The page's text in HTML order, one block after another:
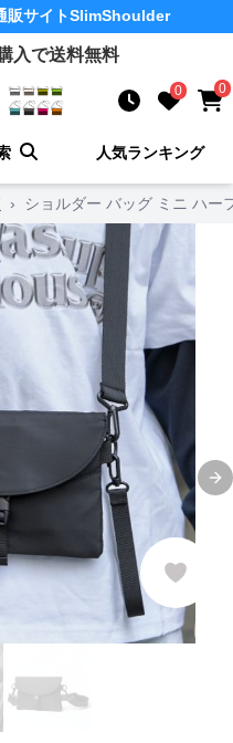
販サイトSlimShoulder
入で送料無料
0 0
人気ランキング
› ショルダー バッグ ミニ ハー